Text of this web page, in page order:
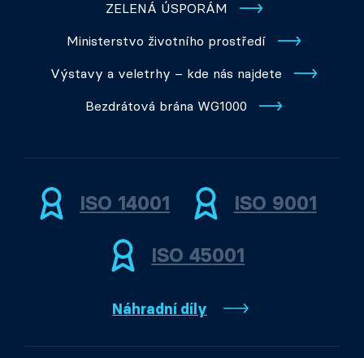
ZELENÁ ÚSPORÁM
Ministerstvo životního prostředí
Výstavy a veletrhy – kde nás najdete
Bezdrátová brána WG1000
ISO 14001 ISO 9001
ISO 45001
Náhradní díly